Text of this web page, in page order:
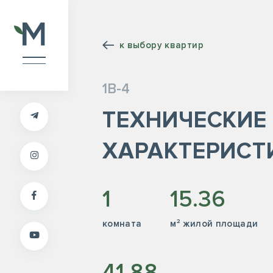
к выбору квартир
1В-4
ТЕХНИЧЕСКИЕ
1
комната
15.36
м² жилой площади